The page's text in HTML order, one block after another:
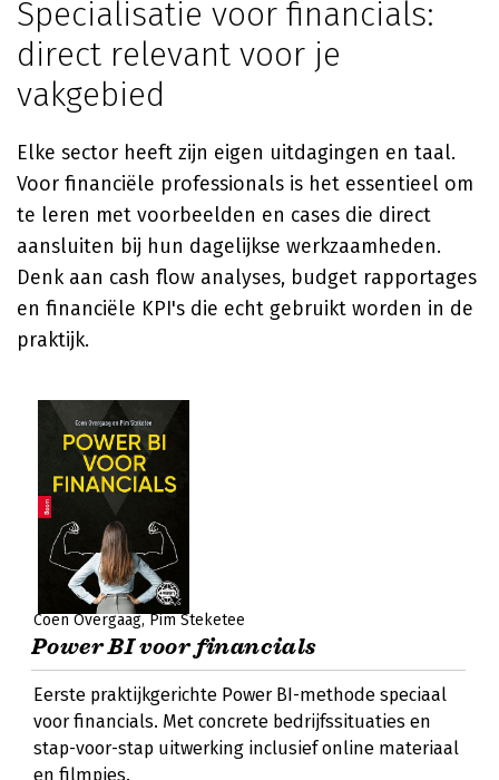
Specialisatie voor financials:
direct relevant voor je
vakgebied
Elke sector heeft zijn eigen uitdagingen en taal.
Voor financiële professionals is het essentieel om
te leren met voorbeelden en cases die direct
aansluiten bij hun dagelijkse werkzaamheden.
Denk aan cash flow analyses, budget rapportages
en financiële KPI's die echt gebruikt worden in de
praktijk.
Coen Overgaag Pim Steketee
Power BI voor financials
Eerste praktijkgerichte Power BI-methode speciaal
voor financials. Met concrete bedrijfssituaties en
stap-voor-stap uitwerking inclusief online materiaal
en filmpjes.